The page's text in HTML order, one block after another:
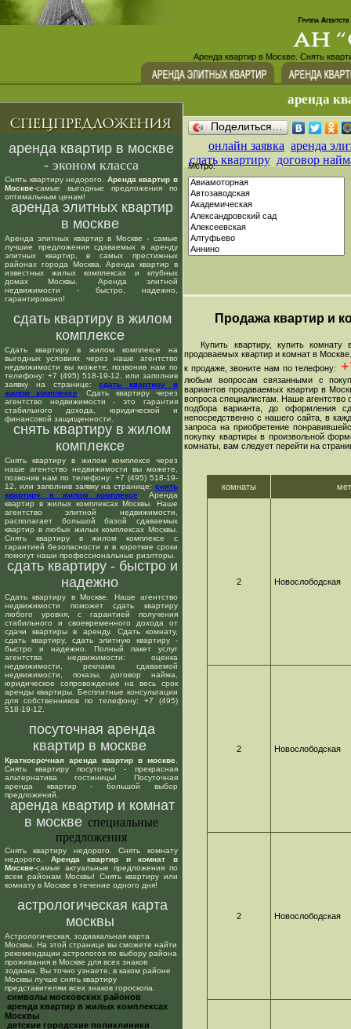
Аренда квартир в Москве. Снять
аренда
аренда квартир в москве
- эконом класса
Снять квартиру недорого. Аренда квартир в
Москве-самые выгодные предложения по
оптимальным ценам!
аренда элитных квартир
в москве
Аренда элитных квартир в Москве - самые
лучшие предложения сдаваемых в аренду
элитных квартир, в самых престижных
районах города Москва. Аренда квартир в
известных жилых комплексах и клубных
домах Москвы. Аренда элитной
недвижимости - быстро, надежно,
гарантировано!
сдать квартиру в жилом
комплексе
Сдать квартиру в жилом комплексе на
выгодных условиях через наше агентство
недвижимости вы можете, позвонив нам по
телефону: +7 (495) 518-19-12, или заполнив
заявку на странице:сдать квартиру в
жилом комплексе . Сдать квартиру через
агентство недвижимости - это гарантия
стабильного дохода, юридической и
финансовой защищенности.
снять квартиру в жилом
комплексе
Снять квартиру в жилом комплексе через
наше агентство недвижимости вы можете,
позвонив нам по телефону: +7 (495) 518-19-
12, или заполнив заявку на странице: снять
квартиру в жилом комплексе . Аренда
квартир в жилых комплексах Москвы. Наше
агентство элитной недвижимости,
располагает большой базой сдаваемых
квартир в любых жилых комплексах Москвы.
Снять квартиру в жилом комплексе с
гарантией безопасности и в короткие сроки
помогут наши профессиональные риэлторы.
сдать квартиру - быстро и
надежно
Сдать квартиру в Москве. Наше агентство
недвижимости поможет сдать квартиру
любого уровня, с гарантией получения
стабильного и своевременного дохода от
сдачи квартиры в аренду. Сдать комнату,
сдать квартиру, сдать элитную квартиру -
быстро и надежно. Полный пакет услуг
агентства недвижимости: оценка
недвижимости, реклама сдаваемой
недвижимости, показы, договор найма,
юридическое сопровождение на весь срок
аренды квартиры. Бесплатные консультации
для собственников по телефону: +7 (495)
518-19-12.
посуточная аренда
квартир в москве
Краткосрочная аренда квартир в москве
Снять квартиру посуточно - прекрасная
альтернатива гостиницы! Посуточная
аренда квартир - большой выбор
предложений.
аренда квартир и комнат
в москве специальные
предложения
Снять квартиру недорого. Снять комнату
недорого. Аренда квартир и комнат в
Москве-самые актуальные предложения по
всем районам Москвы! Снять квартиру или
комнату в Москве в течение одного дня!
астрологическая карта
москвы
Астрологическая, зодиакальная карта
Москвы. На этой странице вы сможете найти
рекомендации астрологов по выбору района
проживания в Москве для всех знаков
зодиака. Вы точно узнаете, в каком районе
Москвы лучше снять квартиру
представителям всех знаков гороскопа.
cимволы московских районов
аренда квартир в жилых комплексах
Москвы
детские городские поликлиники
Поделиться…
онлайн заявка аренда
сдать квартиру договор
Метро:
Продажа квартир и
Купить квартиру, купить комнату
продоваемых квартир и комнат в
к продаже, звоните нам по телефону:
любым вопросам связанными с
вариантов продаваемых квартир в
вопроса специалистам. Наше агентство
подбора варианта, до оформления
непосредственно с нашего сайта, в
запроса на приобретение
покупку квартиры в произвольной
комнаты, вам следует перейти на
комнаты
2 Новослободская
2 Новослободская
2 Новослободская